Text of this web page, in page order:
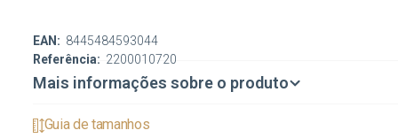
Referência: 2200010720
EAN: 8445484593044
Mais informações sobre o produto
Guia de tamanhos